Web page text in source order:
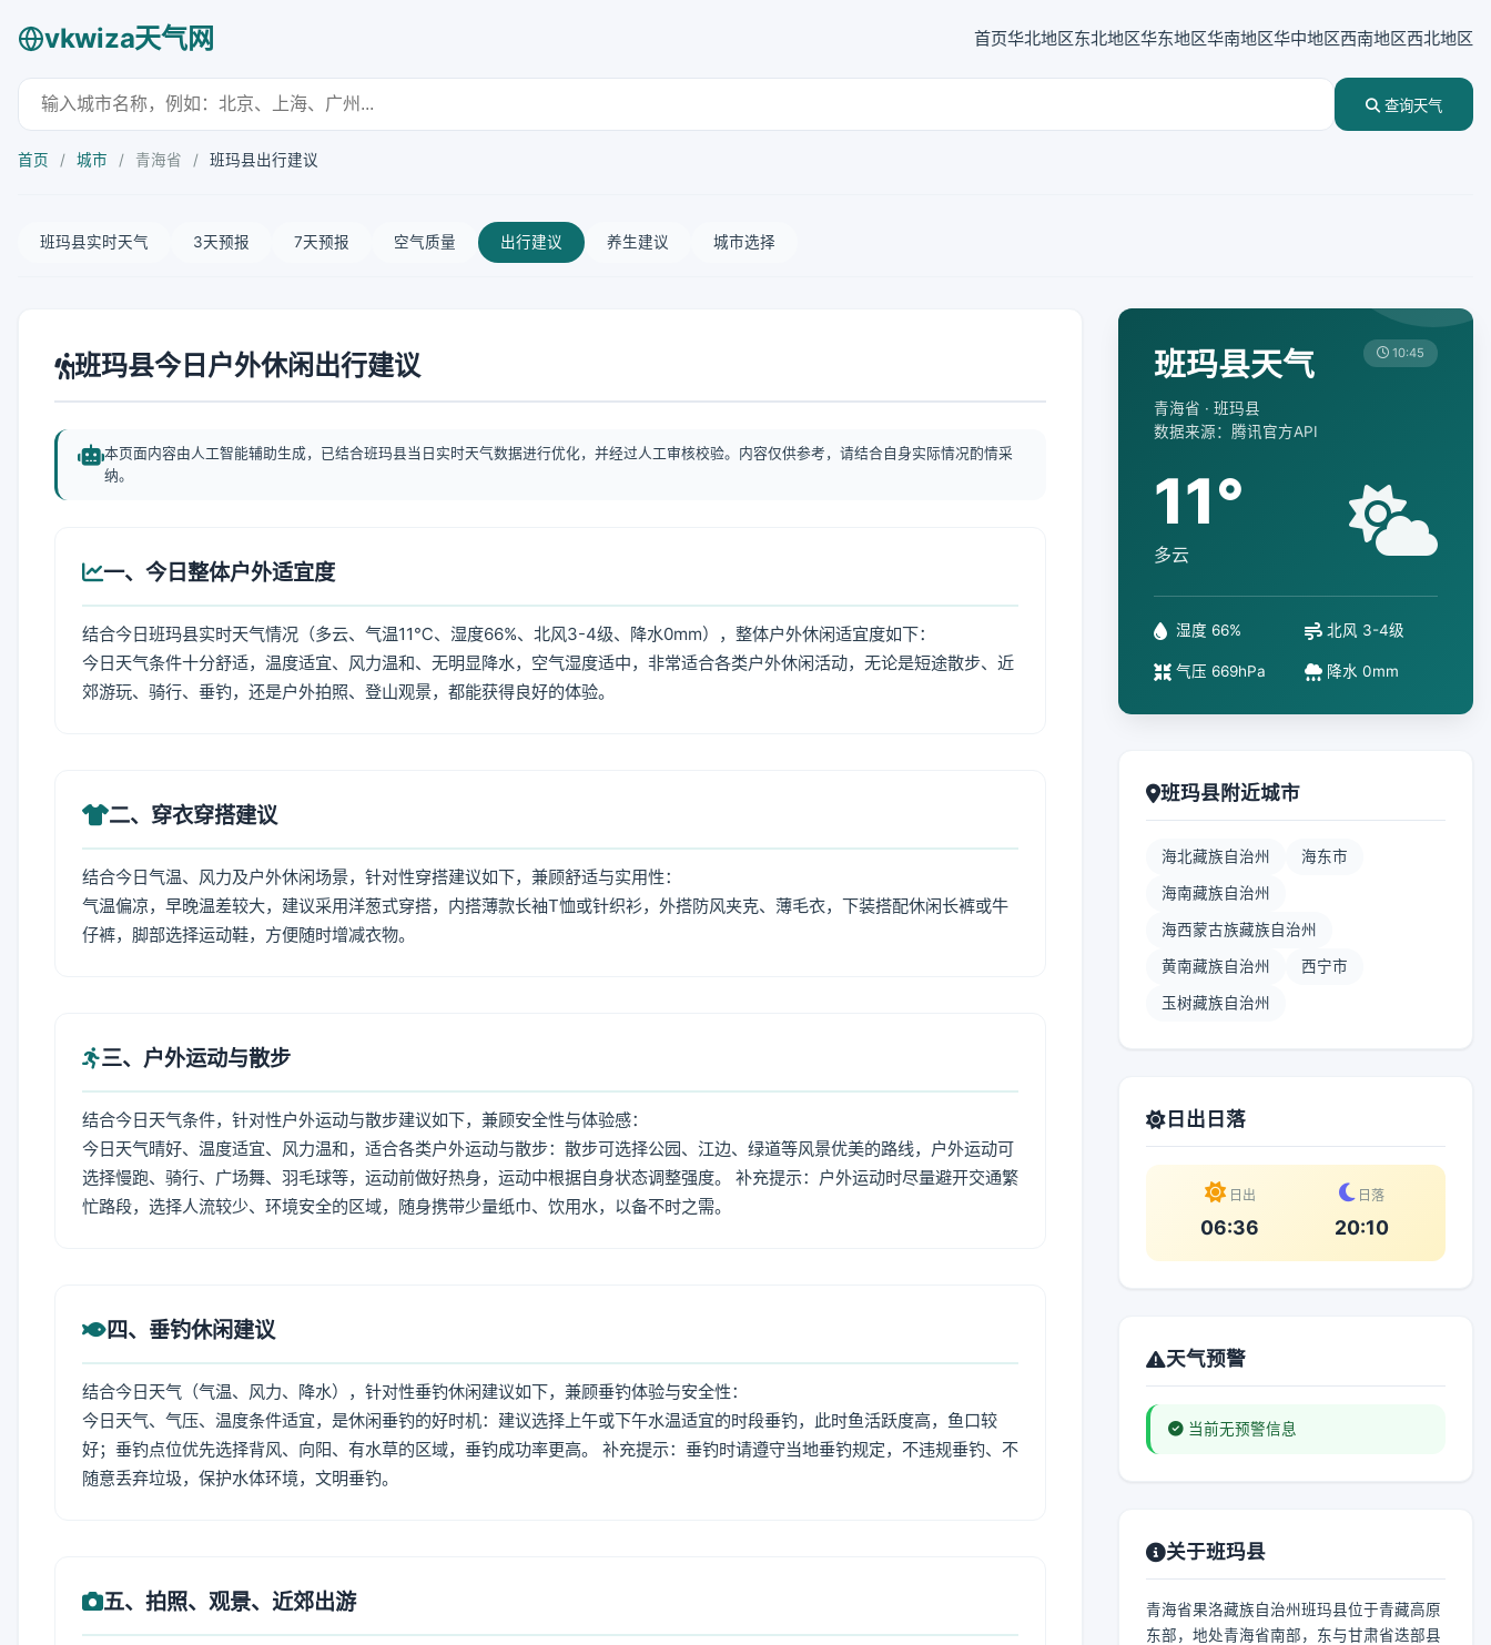
vkwiza天气网 首页华北地区东北地区华东地区华南地区华中地区西南地区西北地区
查询天气
首页 / 城市 / 青海省 / 班玛县出行建议
班玛县实时天气 3天预报 7天预报 空气质量 出行建议 养生建议 城市选择
班玛县今日户外休闲出行建议
本页面内容由人工智能辅助生成，已结合班玛县当日实时天气数据进行优化，并经过人工审核校验。内容仅供参考，请结合自身实际情况酌情采
纳。
一、今日整体户外适宜度
结合今日班玛县实时天气情况（多云、气温11℃、湿度66%、北风3-4级、降水0mm），整体户外休闲适宜度如下：
今日天气条件十分舒适，温度适宜、风力温和、无明显降水，空气湿度适中，非常适合各类户外休闲活动，无论是短途散步、近
郊游玩、骑行、垂钓，还是户外拍照、登山观景，都能获得良好的体验。
二、穿衣穿搭建议
结合今日气温、风力及户外休闲场景，针对性穿搭建议如下，兼顾舒适与实用性：
气温偏凉，早晚温差较大，建议采用洋葱式穿搭，内搭薄款长袖T恤或针织衫，外搭防风夹克、薄毛衣，下装搭配休闲长裤或牛
仔裤，脚部选择运动鞋，方便随时增减衣物。
三、户外运动与散步
结合今日天气条件，针对性户外运动与散步建议如下，兼顾安全性与体验感：
今日天气晴好、温度适宜、风力温和，适合各类户外运动与散步：散步可选择公园、江边、绿道等风景优美的路线，户外运动可
选择慢跑、骑行、广场舞、羽毛球等，运动前做好热身，运动中根据自身状态调整强度。 补充提示：户外运动时尽量避开交通繁
忙路段，选择人流较少、环境安全的区域，随身携带少量纸巾、饮用水，以备不时之需。
四、垂钓休闲建议
结合今日天气（气温、风力、降水），针对性垂钓休闲建议如下，兼顾垂钓体验与安全性：
今日天气、气压、温度条件适宜，是休闲垂钓的好时机：建议选择上午或下午水温适宜的时段垂钓，此时鱼活跃度高，鱼口较
好；垂钓点位优先选择背风、向阳、有水草的区域，垂钓成功率更高。 补充提示：垂钓时请遵守当地垂钓规定，不违规垂钓、不
随意丢弃垃圾，保护水体环境，文明垂钓。
五、拍照、观景、近郊出游
班玛县天气
青海省 · 班玛县
数据来源：腾讯官方API
10:45
11°
多云
湿度 66% 北风 3-4级
气压 669hPa 降水 0mm
班玛县附近城市
海北藏族自治州 海东市
海南藏族自治州
海西蒙古族藏族自治州
黄南藏族自治州 西宁市
玉树藏族自治州
日出日落
日出
06:36
日落
20:10
天气预警
当前无预警信息
关于班玛县
青海省果洛藏族自治州班玛县位于青藏高原
东部，地处青海省南部，东与甘肃省迭部县